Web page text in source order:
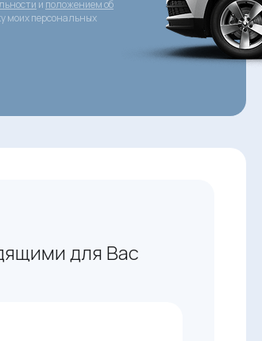
и положением об
моих персональных
для Вас